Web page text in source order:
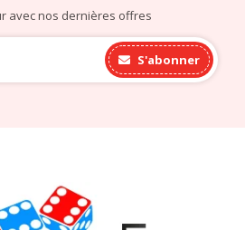
avec nos dernières offres
S'abonner